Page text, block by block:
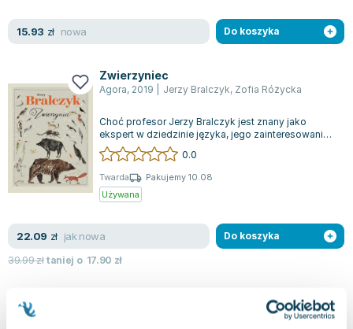
Maria Seweryn
Anna Prus (oprac.)
Nela Mała Reporterka
Agnieszka Maciąg
Barbara Wrzesińska
Terry Pratchett
Virginia Woolf
Ajahn Brahm
Lucinda Riley
15.93 zł nowa Do koszyka
Zwierzyniec
Agora, 2019 Jerzy Bralczyk, Zofia Różycka
Choć profesor Jerzy Bralczyk jest znany jako
ekspert w dziedzinie języka, jego zainteresowanie
światem zwierząt może być dla wielu...
0.0
Twarda
Pakujemy 10.08
Używana
22.09 zł jak nowa
39.99złtaniej o 17.90 zł
Do koszyka